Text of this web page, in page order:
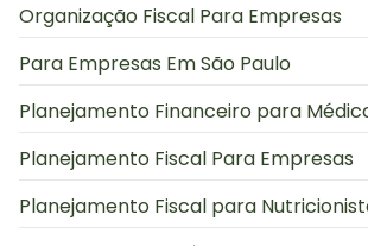
Organização Fiscal Para Empresas
Para Empresas Em São Paulo
Planejamento Financeiro para
Planejamento Fiscal Para Empresas
Planejamento Fiscal para